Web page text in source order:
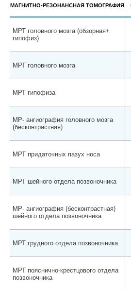
МАГНИТНО-РЕЗОНАНСНАЯ ТОМОГРАФИЯ
МРТ головного мозга (обзорная+
гипофиз)
МРТ головного мозга
МРТ гипофиза
МР- ангиография головного мозга
(бесконтрастная)
МРТ придаточных пазух носа
МРТ шейного отдела позвоночника
МР- ангиография (бесконтрастная)
шейного отдела позвоночника
МРТ грудного отдела позвоночника
МРТ пояснично-крестцового отдела
позвоночника